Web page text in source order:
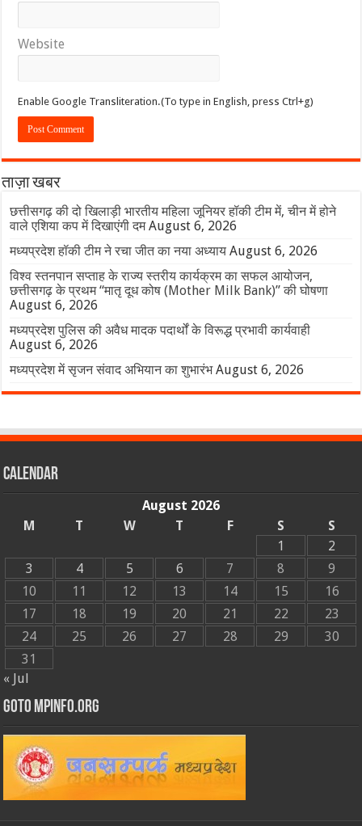
Website
Enable Google Transliteration.(To type in English, press Ctrl+g)
ताज़ा खबर
छत्तीसगढ़ की दो खिलाड़ी भारतीय महिला जूनियर हॉकी टीम में, चीन में होने
वाले एशिया कप में दिखाएंगी दम August 6, 2026
मध्यप्रदेश हॉकी टीम ने रचा जीत का नया अध्याय August 6, 2026
विश्व स्तनपान सप्ताह के राज्य स्तरीय कार्यक्रम का सफल आयोजन,
छत्तीसगढ़ के प्रथम “मातृ दूध कोष (Mother Milk Bank)” की घोषणा
August 6, 2026
मध्यप्रदेश पुलिस की अवैध मादक पदार्थों के विरूद्ध प्रभावी कार्यवाही
August 6, 2026
मध्यप्रदेश में सृजन संवाद अभियान का शुभारंभ August 6, 2026
Calendar
August 2026
M
T W T F S
S
1
2
3
4 5 6 7 8
9
10
11 12 13 14 15
16
17
18 19 20 21 22
23
24
25 26 27 28 29
30
31
« Jul
GOTO MPINFO.ORG